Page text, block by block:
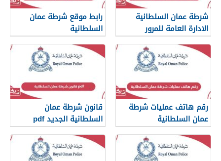
شرطة عمان السلطانية
الادارة العامة للمرور
رابط موقع شرطة عمان
السلطانية
www.rop.gov.om
رقم هاتف عمليات شرطة
عمان السلطانية
قانون شرطة عمان
السلطانية الجديد pdf